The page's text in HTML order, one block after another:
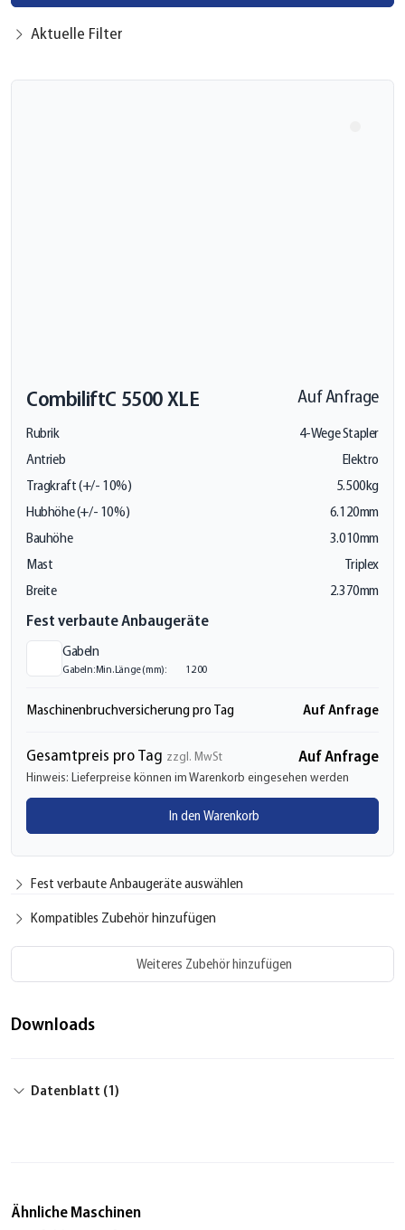
Aktuelle Filter
CombiliftC 5500 XLE Auf Anfrage
Rubrik
4-Wege Stapler
Antrieb
Elektro
Tragkraft (+/- 10%)
5.500kg
Hubhöhe (+/- 10%)
6.120mm
Bauhöhe
3.010mm
Mast
Triplex
Breite
2.370mm
Fest verbaute Anbaugeräte
Gabeln
Gabeln: Min. Länge (mm): 1.200
Maschinenbruchversicherung pro Tag Auf Anfrage
Gesamtpreis pro Tag zzgl. MwSt Auf Anfrage
Hinweis: Lieferpreise können im Warenkorb eingesehen werden
In den Warenkorb
Fest verbaute Anbaugeräte auswählen
Kompatibles Zubehör hinzufügen
Weiteres Zubehör hinzufügen
Downloads
Datenblatt (1)
Ähnliche Maschinen